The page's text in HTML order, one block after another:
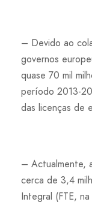
– Devido ao
governos
quase 70 mil
período 2013-
das licenças de
– Actualmente,
cerca de 3,4
Integral (FTE,